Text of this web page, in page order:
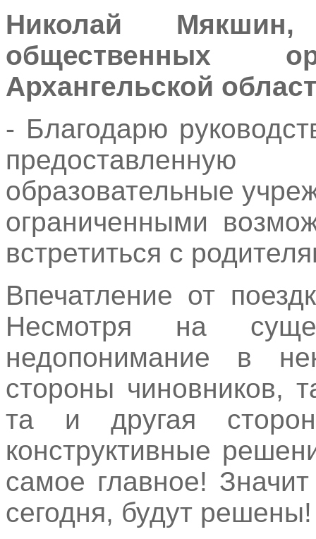
Николай
общественных
Архангельской
- Благодарю
предоставленную
образовательные
ограниченными
встретиться с
Впечатление от
Несмотря на
недопонимание в
стороны чиновников,
та и другая
конструктивные
самое главное!
сегодня, будут решены!